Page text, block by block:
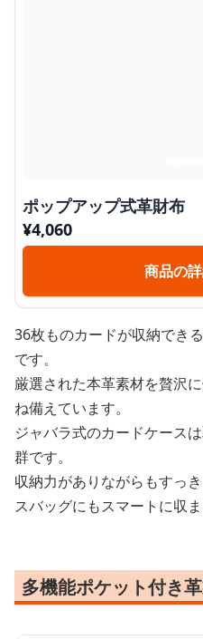
ポップアップ式革財布
¥4,060
商品の
36枚ものカードが収納でき
です。
厳選された本革素材を贅沢
ね備えています。
ジャバラ式のカードケース
群です。
収納力がありながらもすっ
スバッグにもスマートに収ま
多機能ポケット付き